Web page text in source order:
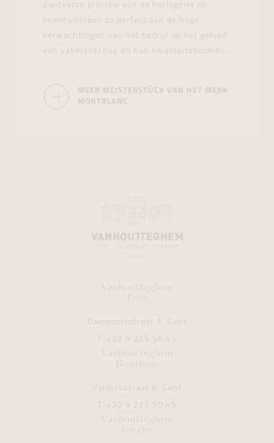
Zwitserse precisie van de horlogerie en
beantwoorden zo perfect aan de hoge
verwachtingen van het bedrijf op het gebied
van vakmanschap en hun kwaliteitsnormen.
MEER MEISTERSTÜCK VAN HET MERK
MONTBLANC
Vanhoutteghem
Time
Dampoortstraat 1, Gent
T. +32 9 225 50 45
Vanhoutteghem
Boutique
Voldersstraat 6, Gent
T. +32 9 225 50 45
Vanhoutteghem
Jewelry